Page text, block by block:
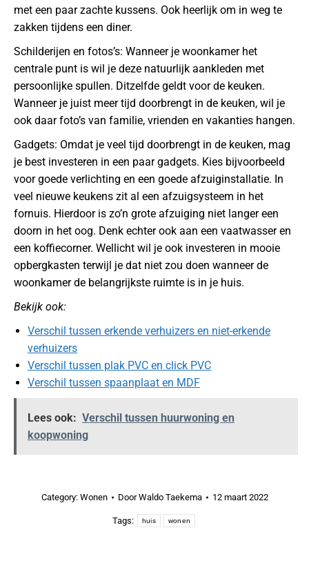
met een paar zachte kussens. Ook heerlijk om in weg te
zakken tijdens een diner.
Schilderijen en fotos’s: Wanneer je woonkamer het
centrale punt is wil je deze natuurlijk aankleden met
persoonlijke spullen. Ditzelfde geldt voor de keuken.
Wanneer je juist meer tijd doorbrengt in de keuken, wil je
ook daar foto’s van familie, vrienden en vakanties hangen.
Gadgets: Omdat je veel tijd doorbrengt in de keuken, mag
je best investeren in een paar gadgets. Kies bijvoorbeeld
voor goede verlichting en een goede afzuiginstallatie. In
veel nieuwe keukens zit al een afzuigsysteem in het
fornuis. Hierdoor is zo’n grote afzuiging niet langer een
doorn in het oog. Denk echter ook aan een vaatwasser en
een koffiecorner. Wellicht wil je ook investeren in mooie
opbergkasten terwijl je dat niet zou doen wanneer de
woonkamer de belangrijkste ruimte is in je huis.
Bekijk ook:
Verschil tussen erkende verhuizers en niet-erkende
verhuizers
Verschil tussen plak PVC en click PVC
Verschil tussen spaanplaat en MDF
Lees ook: Verschil tussen huurwoning en
koopwoning
Category: Wonen DoorWaldo Taekema 12 maart 2022
Tags: huis wonen